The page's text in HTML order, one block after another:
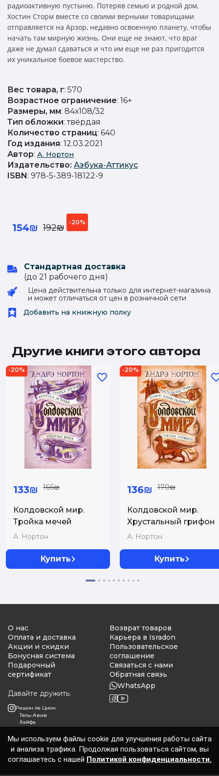
радиоактивную пустыню. Потеряв семью и родной дом,
Хостин Сторм вместе со своими верными товарищами
отправляется на Арзор, недавно освоенную планету, чтобы
начать там мирную жизнь. Они еще не знают, что враг
даже не думал сдаваться и что им еще не раз пригодится
их уникальное боевое мастерство.
Вес товара, г: 570
Возрастное ограничение: 16+
Размеры, мм: 84х108/32
Тип обложки: твёрдая
Количество страниц: 640
Год издания: 12.03.2021
Автор: А. Нортон
Издательство: Азбука-Аттикус
ISBN: 978-5-389-18122-9
154₪ 192₪
-20%
Стандартная доставка
(до 21 рабочего дня)
Цена действительна только для интернет-магазина
и может отличаться от цен в розничной сети
Добавить на книжную полку
Другие книги этого автора
-20%
133₪ 166₪
Колдовской мир.
Тройка мечей
А. Нортон
Купить
-20%
136₪ 170₪
Колдовской мир.
Хрустальный грифон
А. Нортон
Купить
О нас
Оплата и доставка
Акции и скидки
Бонусная система
Подарочный
сертификат
Давайте дружить:
Ришон ле Цион
Тель-Авив
Хайфа
Возврат товаров
Карьера в Isradon
Пользовательское
соглашение
Связаться с нами
Обратная связь
WhatsApp
Isradon 2026
Мы используем файлы cookie для улучшения работы сайта
и анализа трафика. Продолжая пользоваться сайтом, вы
соглашаетесь с нашей Политикой конфиденциальности.